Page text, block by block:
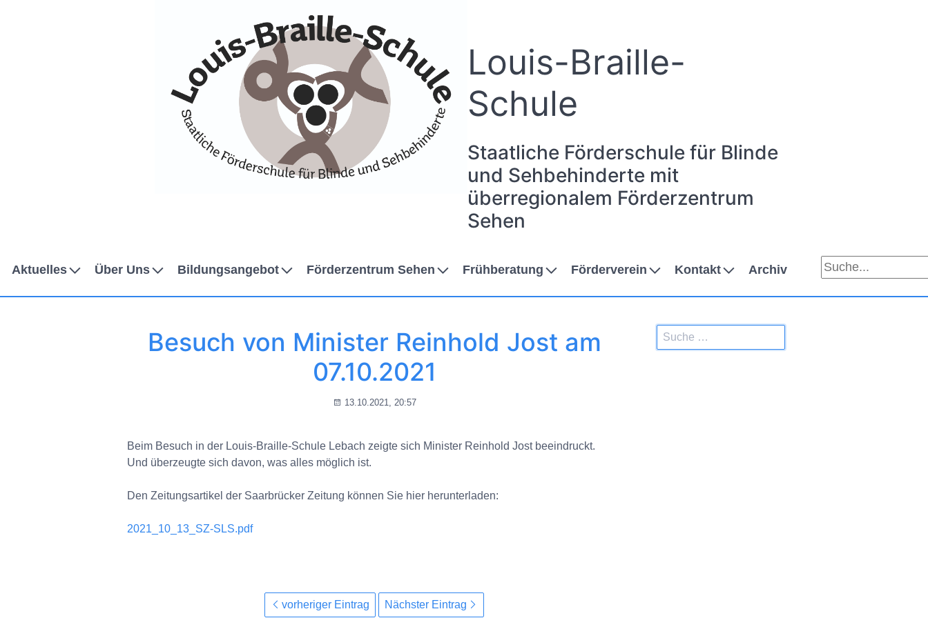
Louis-Braille-
Schule
Staatliche Förderschule für Blinde
und Sehbehinderte mit
überregionalem Förderzentrum
Sehen
Aktuelles Über Uns Bildungsangebot Förderzentrum Sehen Frühberatung Förderverein Kontakt Archiv
Besuch von Minister Reinhold Jost am
07.10.2021
13.10.2021, 20:57
Beim Besuch in der Louis-Braille-Schule Lebach zeigte sich Minister Reinhold Jost beeindruckt.
Und überzeugte sich davon, was alles möglich ist.
Den Zeitungsartikel der Saarbrücker Zeitung können Sie hier herunterladen:
2021_10_13_SZ-SLS.pdf
vorheriger Eintrag Nächster Eintrag